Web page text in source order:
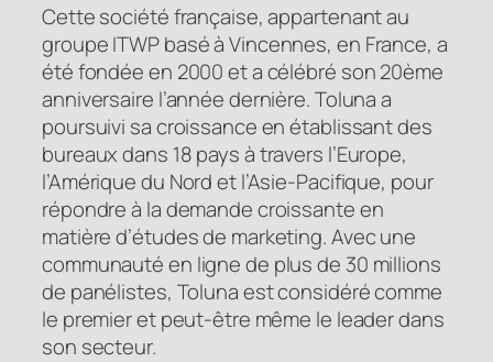
Cette société française, appartenant au
groupe ITWP basé à Vincennes, en France, a
été fondée en 2000 et a célébré son 20ème
anniversaire l’année dernière. Toluna a
poursuivi sa croissance en établissant des
bureaux dans 18 pays à travers l’Europe,
l’Amérique du Nord et l’Asie-Pacifique, pour
répondre à la demande croissante en
matière d’études de marketing. Avec une
communauté en ligne de plus de 30 millions
de panélistes, Toluna est considéré comme
le premier et peut-être même le leader dans
son secteur.